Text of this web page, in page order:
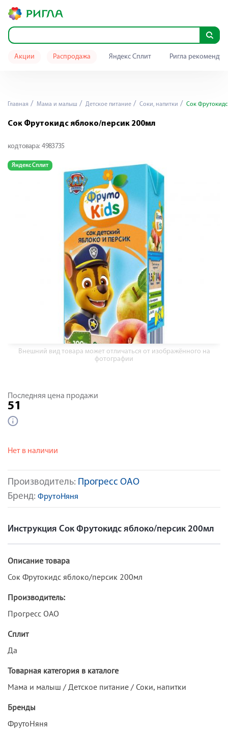
Акции Распродажа Яндекс Сплит Ригла
Главная Мама и малыш Детское питание Соки, напитки Сок
Сок Фрутокидс яблоко/персик 200мл
код товара: 4983735
Яндекс Сплит
Внешний вид товара может отличаться от изображённого на
фотографии
Производитель: Прогресс ОАО
Бренд: ФрутоНяня
Последняя цена продажи
51
Нет в наличии
Инструкция Сок Фрутокидс яблоко/персик 200мл
Описание товара
Сок Фрутокидс яблоко/персик 200мл
Производитель:
Прогресс ОАО
Сплит
Да
Товарная категория в каталоге
Мама и малыш / Детское питание / Соки, напитки
Бренды
ФрутоНяня